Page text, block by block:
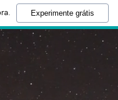
Experimente grátis